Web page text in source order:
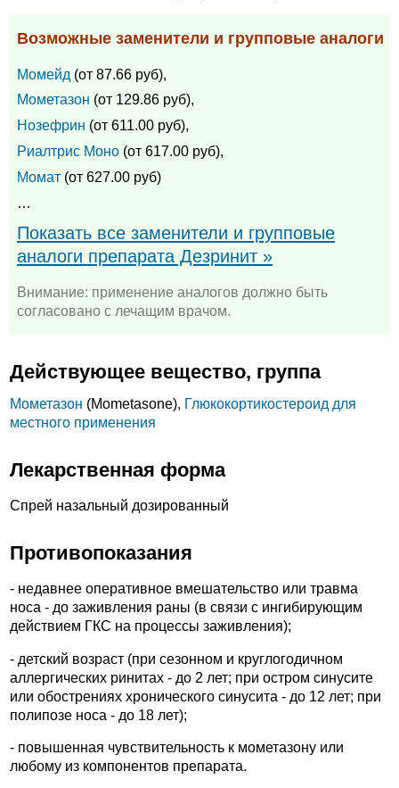
Возможные заменители и групповые аналоги
Момейд (от 87.66 руб),
Мометазон (от 129.86 руб),
Нозефрин (от 611.00 руб),
Риалтрис Моно (от 617.00 руб),
Момат (от 627.00 руб)
…
Показать все заменители и групповые
аналоги препарата Дезринит »
Внимание: применение аналогов должно быть
согласовано с лечащим врачом.
Действующее вещество, группа
Мометазон (Mometasone), Глюкокортикостероид для
местного применения
Лекарственная форма
Спрей назальный дозированный
Противопоказания
- недавнее оперативное вмешательство или травма
носа - до заживления раны (в связи с ингибирующим
действием ГКС на процессы заживления);
- детский возраст (при сезонном и круглогодичном
аллергических ринитах - до 2 лет; при остром синусите
или обострениях хронического синусита - до 12 лет; при
полипозе носа - до 18 лет);
- повышенная чувствительность к мометазону или
любому из компонентов препарата.